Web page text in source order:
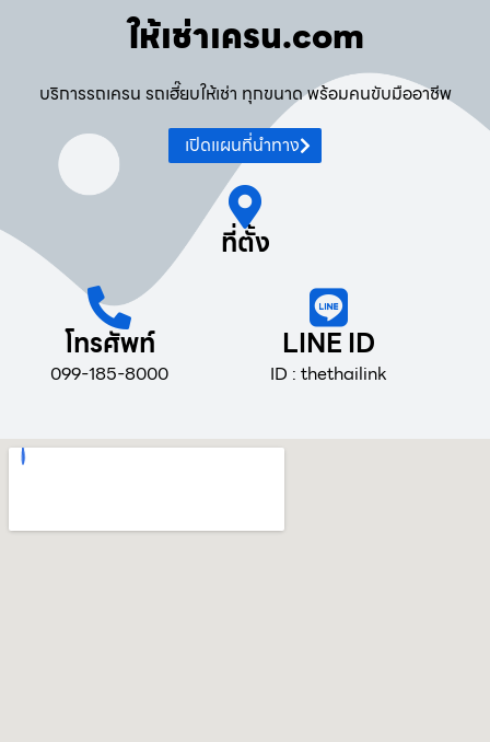
ให้เช่าเครน.com
บริการรถเครน รถเฮี๊ยบให้เช่า ทุกขนาด พร้อมคนขับมืออาชีพ
เปิดแผนที่นำทาง
ที่ตั้ง
โทรศัพท์
099-185-8000
LINE ID
ID : thethailink